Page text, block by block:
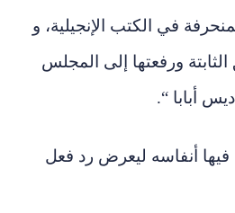
في الكتب الإنجيلية، و
ورفعتها إلى المجلس
أبابا “.
أنفاسه ليعرض رد فعل